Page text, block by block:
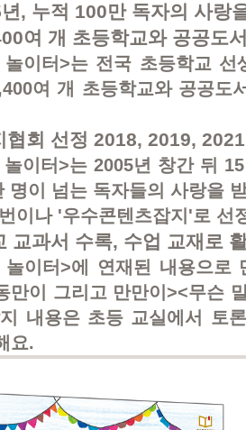
, 누적 100만 독자의 사랑
여 개 초등학교와 공공도
놀이터>는 전국 초등학교 선
여 개 초등학교와 공공도
회 선정 2018, 2019,
놀이터>는 2005년 창간 뒤
명이 넘는 독자들의 사랑을
이나 '우수콘텐츠잡지'로 선
교과서 수록, 수업 교재로
놀이터>에 연재된 내용으로
만이 그리고 만만이><무슨
내용은 초등 교실에서 토
요.